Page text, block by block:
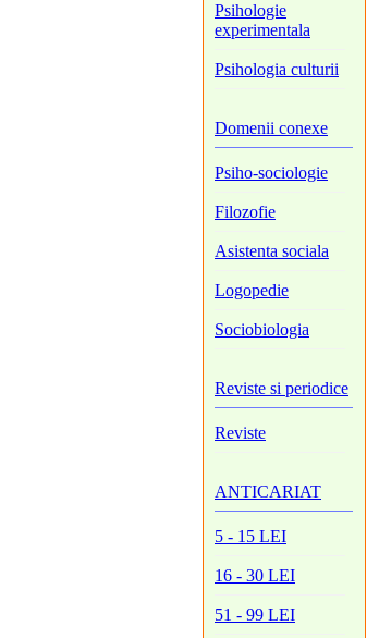
Psihologie
experimentala
Psihologia culturii
Domenii conexe
Psiho-sociologie
Filozofie
Asistenta sociala
Logopedie
Sociobiologia
Reviste si periodice
Reviste
ANTICARIAT
5 - 15 LEI
16 - 30 LEI
51 - 99 LEI